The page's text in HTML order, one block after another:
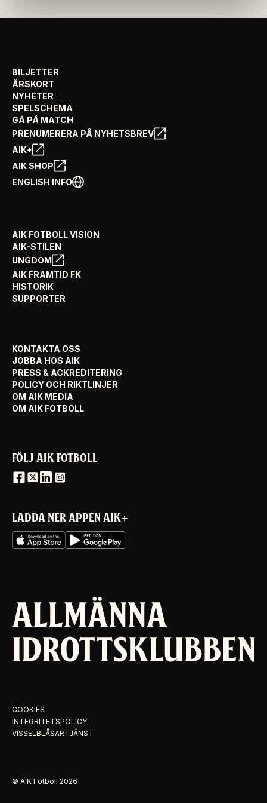
BILJETTER
ÅRSKORT
NYHETER
SPELSCHEMA
GÅ PÅ MATCH
PRENUMERERA PÅ NYHETSBREV
AIK+
AIK SHOP
ENGLISH INFO
AIK FOTBOLL VISION
AIK-STILEN
UNGDOM
AIK FRAMTID FK
HISTORIK
SUPPORTER
KONTAKTA OSS
JOBBA HOS AIK
PRESS & ACKREDITERING
POLICY OCH RIKTLINJER
OM AIK MEDIA
OM AIK FOTBOLL
FÖLJ AIK FOTBOLL
LADDA NER APPEN AIK+
COOKIES
INTEGRITETSPOLICY
VISSELBLÅSARTJÄNST
© AIK Fotboll 2026